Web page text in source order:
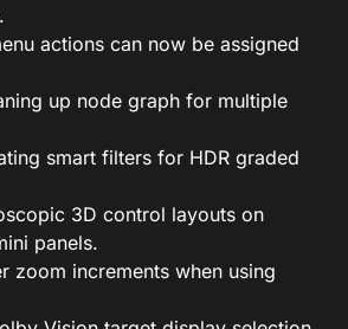
actions can now be assigned
up node graph for multiple
smart filters for HDR graded
3D control layouts on
panels.
zoom increments when using